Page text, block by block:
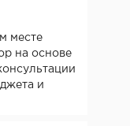
месте
на основе
и